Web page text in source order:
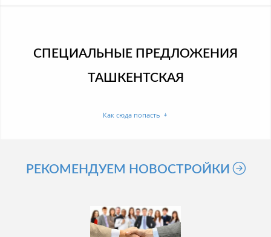
СПЕЦИАЛЬНЫЕ ПРЕДЛОЖЕНИЯ
ТАШКЕНТСКАЯ
Как сюда попасть
РЕКОМЕНДУЕМ НОВОСТРОЙКИ